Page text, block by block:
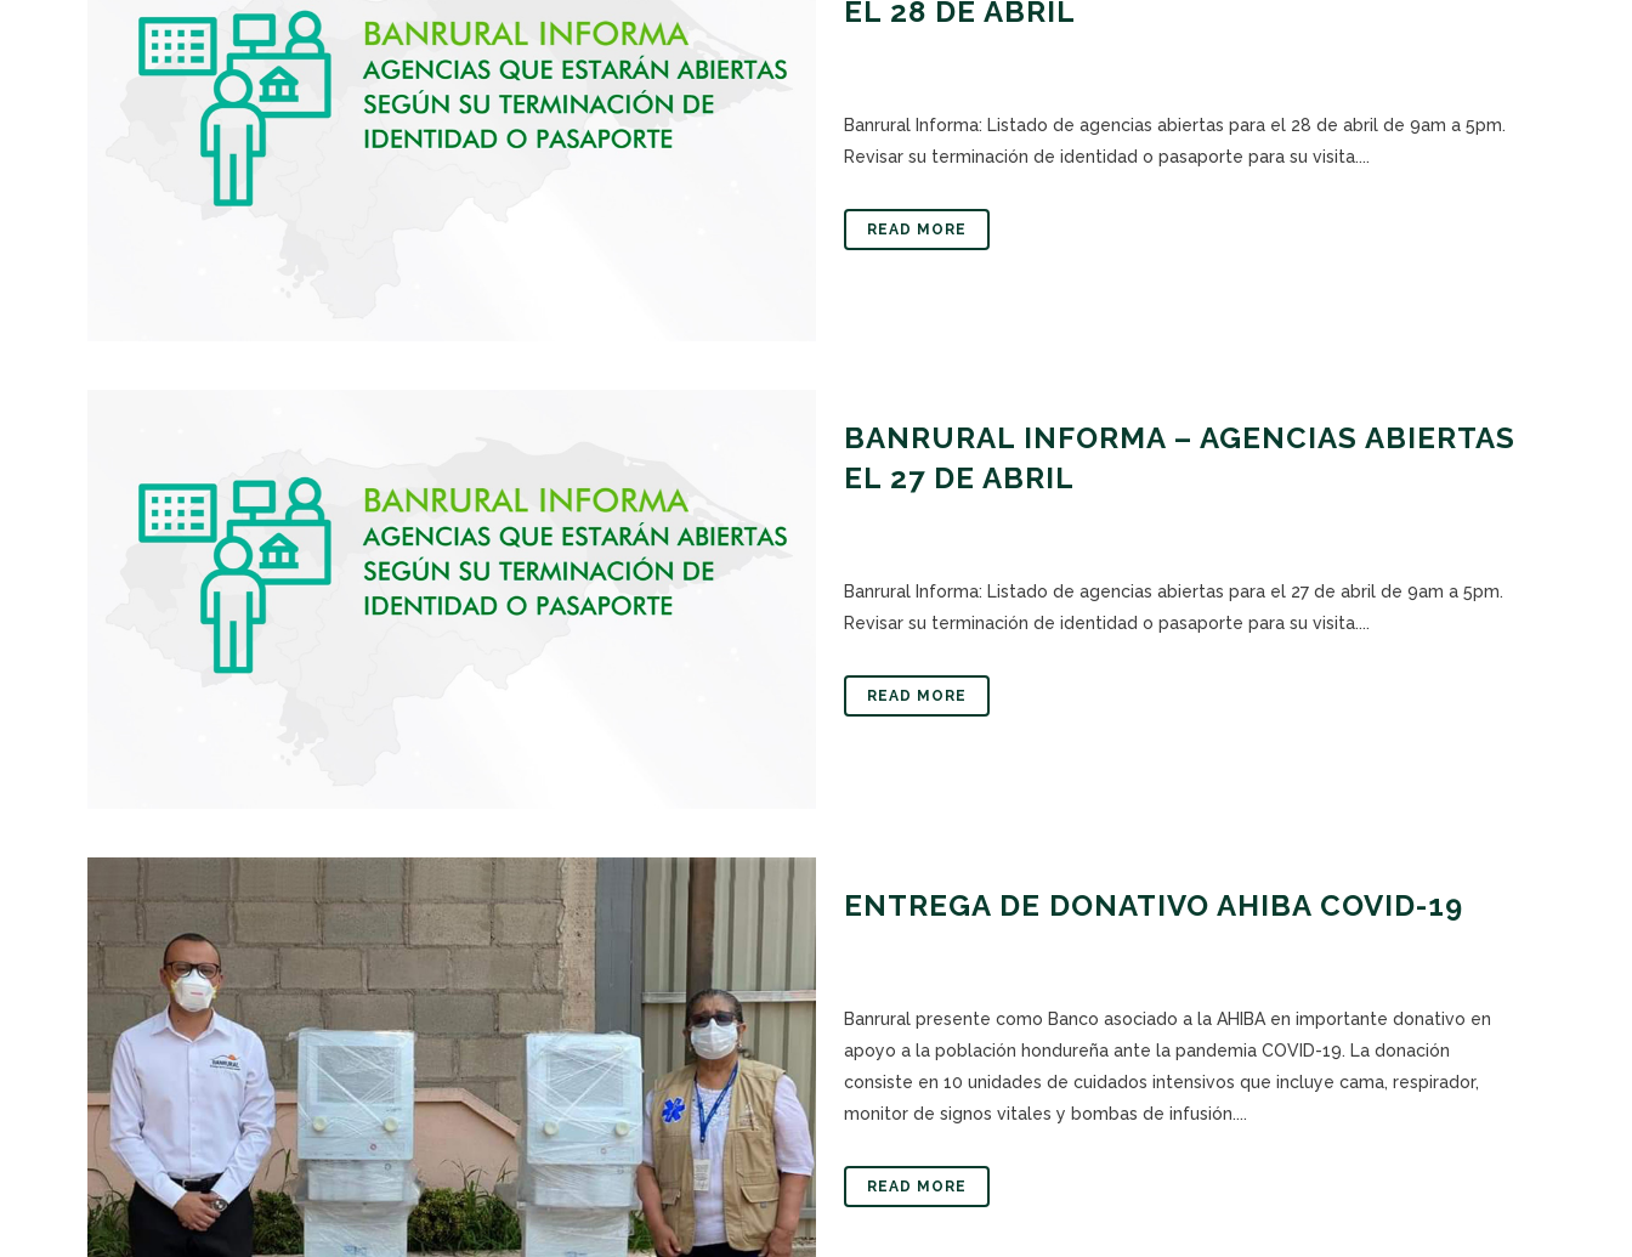
EL 28 DE ABRIL
Banrural Informa: Listado de agencias abiertas para el 28 de abril de 9am a 5pm.
Revisar su terminación de identidad o pasaporte para su visita....
READ MORE
BANRURAL INFORMA – AGENCIAS ABIERTAS
EL 27 DE ABRIL
Banrural Informa: Listado de agencias abiertas para el 27 de abril de 9am a 5pm.
Revisar su terminación de identidad o pasaporte para su visita....
READ MORE
ENTREGA DE DONATIVO AHIBA COVID-19
Banrural presente como Banco asociado a la AHIBA en importante donativo en
apoyo a la población hondureña ante la pandemia COVID-19. La donación
consiste en 10 unidades de cuidados intensivos que incluye cama, respirador,
monitor de signos vitales y bombas de infusión....
READ MORE